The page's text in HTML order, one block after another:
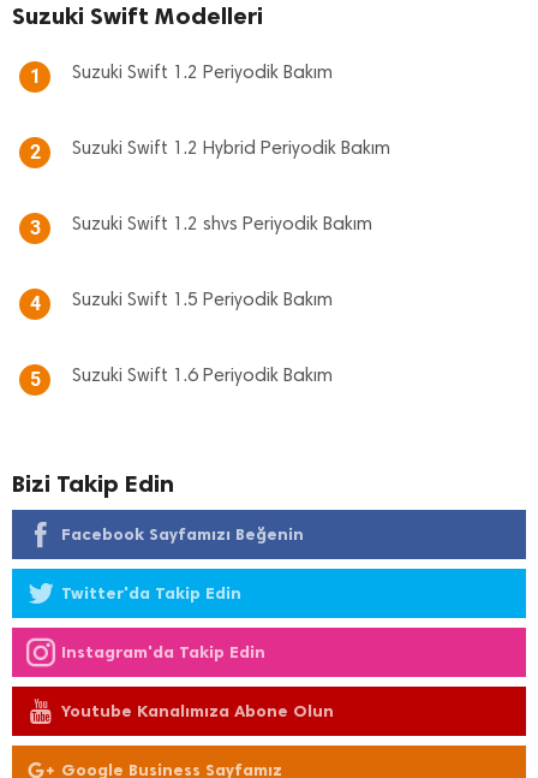
Suzuki Swift Modelleri
1 Suzuki Swift 1.2 Periyodik Bakım
2 Suzuki Swift 1.2 Hybrid Periyodik Bakım
3 Suzuki Swift 1.2 shvs Periyodik Bakım
4 Suzuki Swift 1.5 Periyodik Bakım
5 Suzuki Swift 1.6 Periyodik Bakım
Bizi Takip Edin
Facebook Sayfamızı Beğenin
Twitter'da Takip Edin
Instagram'da Takip Edin
Youtube Kanalımıza Abone Olun
Google Business Sayfamız